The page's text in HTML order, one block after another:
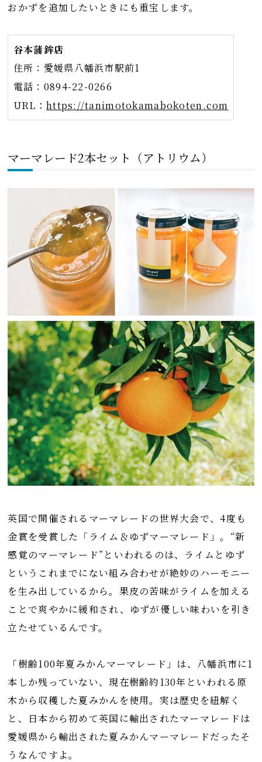
おかずを追加したいときにも重宝します。
谷本蒲鉾店
住所：愛媛県八幡浜市駅前1
電話：0894-22-0266
URL： https://tanimotokamabokoten.com
マーマレード2本セット（アトリウム）
英国で開催されるマーマレードの世界大会で、4度も
金賞を受賞した「ライム＆ゆずマーマレード」。“新
感覚のマーマレード”といわれるのは、ライムとゆず
というこれまでにない組み合わせが絶妙のハーモニー
を生み出しているから。果皮の苦味がライムを加える
ことで爽やかに緩和され、ゆずが優しい味わいを引き
立たせているんです。
「樹齢100年夏みかんマーマレード」は、八幡浜市に1
本しか残っていない、現在樹齢約130年といわれる原
木から収穫した夏みかんを使用。実は歴史を紐解く
と、日本から初めて英国に輸出されたマーマレードは
愛媛県から輸出された夏みかんマーマレードだったそ
うなんですよ。